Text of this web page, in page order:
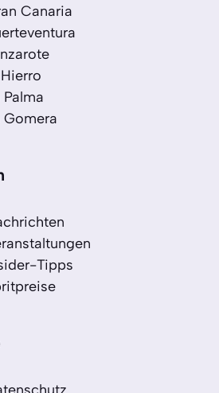
Canaria
Palma
Gomera
Tipps